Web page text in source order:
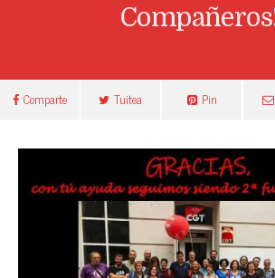
Comparte Tuitea Pin